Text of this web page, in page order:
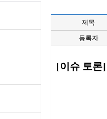
제목
등록자
[이슈 토론